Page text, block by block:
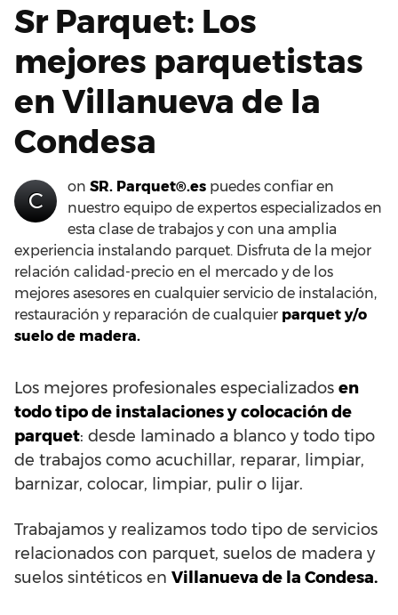
Sr Parquet: Los
mejores parquetistas
en Villanueva de la
Condesa
C
on SR. Parquet®.es puedes confiar en
nuestro equipo de expertos especializados en
esta clase de trabajos y con una amplia
experiencia instalando parquet. Disfruta de la mejor
relación calidad-precio en el mercado y de los
mejores asesores en cualquier servicio de instalación,
restauración y reparación de cualquier parquet y/o
suelo de madera.
Los mejores profesionales especializados en
todo tipo de instalaciones y colocación de
parquet: desde laminado a blanco y todo tipo
de trabajos como acuchillar, reparar, limpiar,
barnizar, colocar, limpiar, pulir o lijar.
Trabajamos y realizamos todo tipo de servicios
relacionados con parquet, suelos de madera y
suelos sintéticos en Villanueva de la Condesa.